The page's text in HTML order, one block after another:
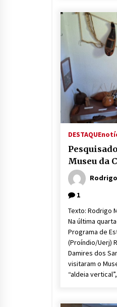
DESTAQUE
Museu da
1
Texto: Rodrigo
Na última
Programa de
(Proíndio/Uerj)
Damires dos
visitaram o
“aldeia